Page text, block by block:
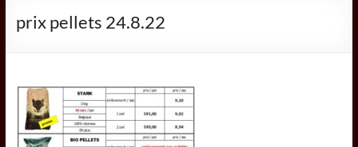
dans
des
combustibles
prix pellets 24.8.22